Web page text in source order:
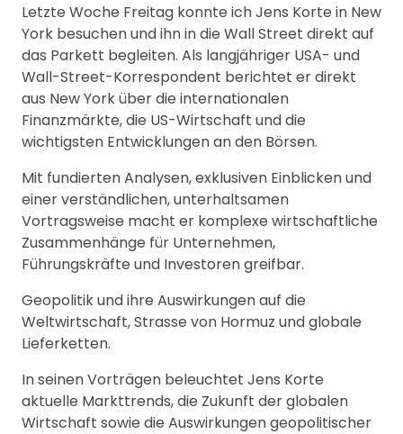
Letzte Woche Freitag konnte ich Jens Korte in New
York besuchen und ihn in die Wall Street direkt auf
das Parkett begleiten. Als langjähriger USA- und
Wall-Street-Korrespondent berichtet er direkt
aus New York über die internationalen
Finanzmärkte, die US-Wirtschaft und die
wichtigsten Entwicklungen an den Börsen.
Mit fundierten Analysen, exklusiven Einblicken und
einer verständlichen, unterhaltsamen
Vortragsweise macht er komplexe wirtschaftliche
Zusammenhänge für Unternehmen,
Führungskräfte und Investoren greifbar.
Geopolitik und ihre Auswirkungen auf die
Weltwirtschaft, Strasse von Hormuz und globale
Lieferketten.
In seinen Vorträgen beleuchtet Jens Korte
aktuelle Markttrends, die Zukunft der globalen
Wirtschaft sowie die Auswirkungen geopolitischer